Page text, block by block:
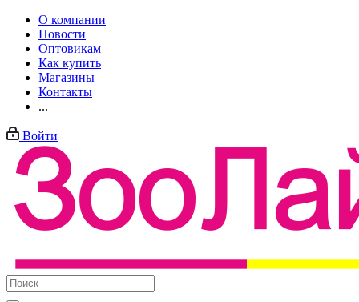
О компании
Новости
Оптовикам
Как купить
Магазины
Контакты
...
Войти